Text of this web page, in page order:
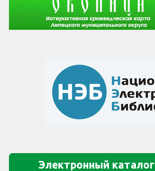
Электронный каталог